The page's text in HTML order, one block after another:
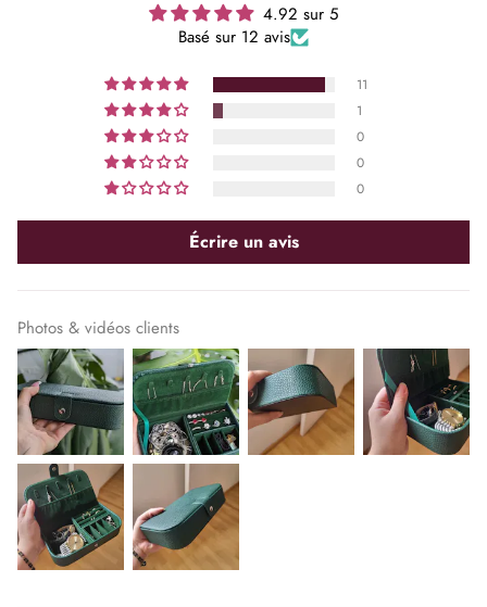
4.92 sur 5
Basé sur 12 avis
11
1
0
0
0
Écrire un avis
Photos & vidéos clients